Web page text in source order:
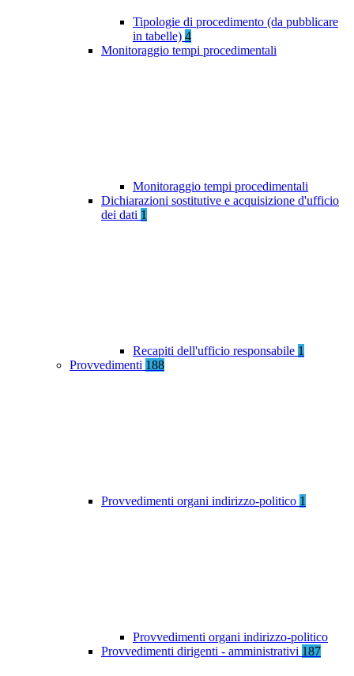
Tipologie di procedimento (da pubblicare
in tabelle) 4
Monitoraggio tempi procedimentali
Monitoraggio tempi procedimentali
Dichiarazioni sostitutive e acquisizione d'ufficio
dei dati 1
Recapiti dell'ufficio responsabile 1
Provvedimenti 188
Provvedimenti organi indirizzo-politico 1
Provvedimenti organi indirizzo-politico
Provvedimenti dirigenti - amministrativi 187